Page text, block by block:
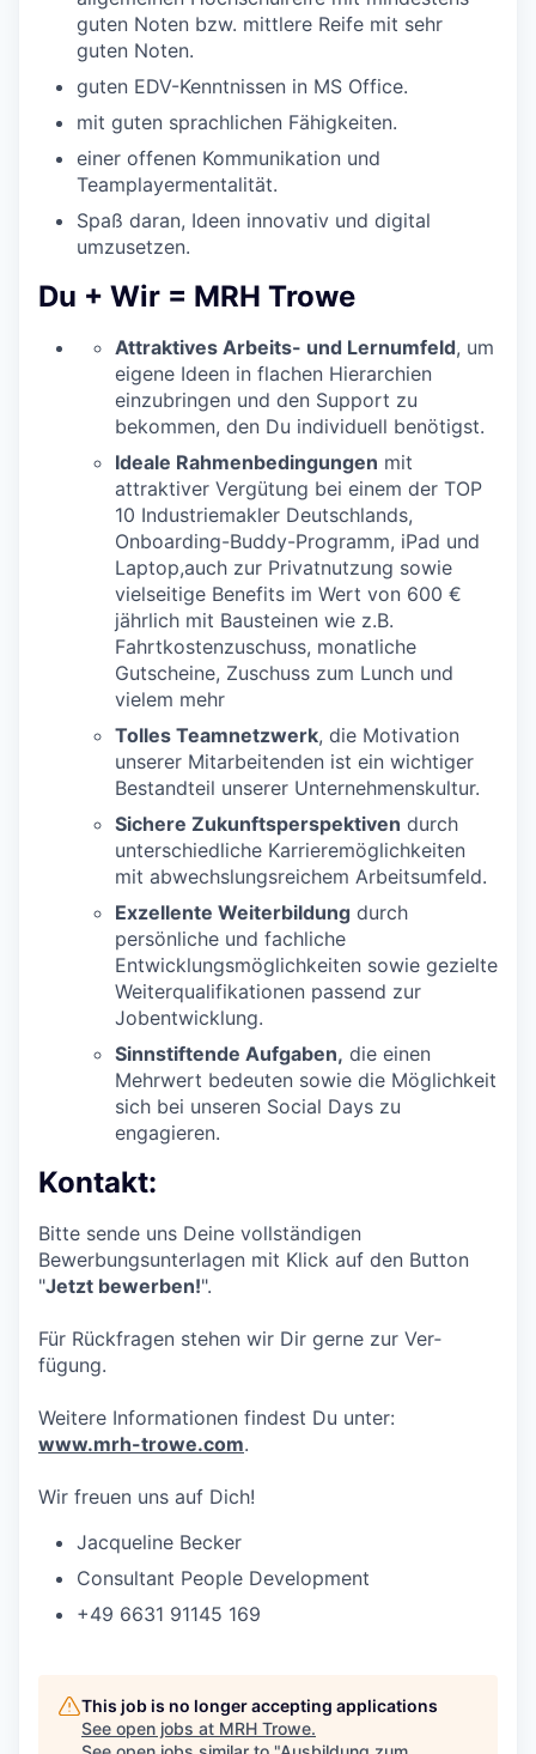
guten Noten bzw. mittlere Reife mit sehr
guten Noten.
guten EDV-Kenntnissen in MS Office.
mit guten sprachlichen Fähigkeiten.
einer offenen Kommunikation und
Teamplayer­mentalität.
Spaß daran, Ideen innovativ und digital
umzusetzen.
Du + Wir = MRH Trowe
Attraktives Arbeits- und Lernumfeld, um
eigene Ideen in flachen Hierarchien
einzubringen und den Support zu
bekommen, den Du individuell benötigst.
Ideale Rahmenbedingungen mit
attraktiver Vergütung bei einem der TOP
10 Industriemakler Deutschlands,
Onboarding-Buddy-Programm, iPad und
Laptop,auch zur Privatnutzung sowie
vielseitige Benefits im Wert von 600 €
jährlich mit Bausteinen wie z.B.
Fahrtkostenzuschuss, monatliche
Gutscheine, Zuschuss zum Lunch und
vielem mehr
Tolles Teamnetzwerk, die Motivation
unserer Mitarbeitenden ist ein wichtiger
Bestandteil unserer Unternehmenskultur.
Sichere Zukunftsperspektiven durch
unterschiedliche Karrieremöglichkeiten
mit abwechslungsreichem Arbeitsumfeld.
Exzellente Weiterbildung durch
persönliche und fachliche
Entwicklungsmöglichkeiten sowie gezielte
Weiterqualifikationen passend zur
Jobentwicklung.
Sinnstiftende Aufgaben, die einen
Mehrwert bedeuten sowie die Möglichkeit
sich bei unseren Social Days zu
engagieren.
Kontakt:
Bitte sende uns Deine vollständigen
Bewerbungsunterlagen mit Klick auf den Button
"Jetzt bewerben!".
Für Rück­fragen stehen wir Dir gerne zur Ver­
fügung.
Weitere Informa­tionen findest Du unter:
www.mrh-trowe.com.
Wir freuen uns auf Dich!
Jacqueline Becker
Consultant People Development
+49 6631 91145 169
This job is no longer accepting applications
See open jobs at MRH Trowe.